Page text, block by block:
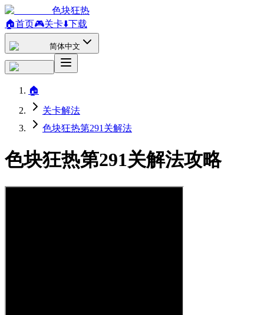
色块狂热
🏠首页🎮关卡⬇️下载
简体中文
🏠
关卡解法
色块狂热第291关解法
色块狂热第291关解法攻略